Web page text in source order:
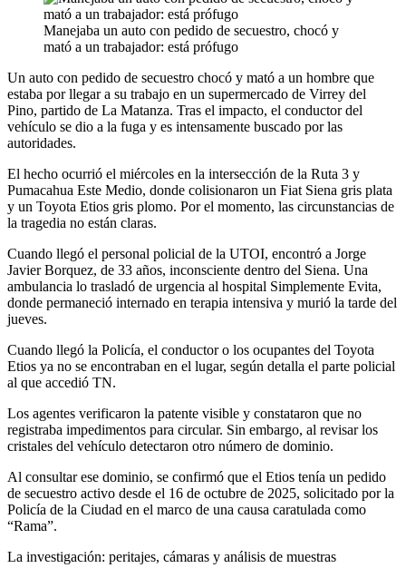
Manejaba un auto con pedido de secuestro, chocó y
mató a un trabajador: está prófugo
Un auto con pedido de secuestro chocó y mató a un hombre que
estaba por llegar a su trabajo en un supermercado de Virrey del
Pino, partido de La Matanza. Tras el impacto, el conductor del
vehículo se dio a la fuga y es intensamente buscado por las
autoridades.
El hecho ocurrió el miércoles en la intersección de la Ruta 3 y
Pumacahua Este Medio, donde colisionaron un Fiat Siena gris plata
y un Toyota Etios gris plomo. Por el momento, las circunstancias de
la tragedia no están claras.
Cuando llegó el personal policial de la UTOI, encontró a Jorge
Javier Borquez, de 33 años, inconsciente dentro del Siena. Una
ambulancia lo trasladó de urgencia al hospital Simplemente Evita,
donde permaneció internado en terapia intensiva y murió la tarde del
jueves.
Cuando llegó la Policía, el conductor o los ocupantes del Toyota
Etios ya no se encontraban en el lugar, según detalla el parte policial
al que accedió TN.
Los agentes verificaron la patente visible y constataron que no
registraba impedimentos para circular. Sin embargo, al revisar los
cristales del vehículo detectaron otro número de dominio.
Al consultar ese dominio, se confirmó que el Etios tenía un pedido
de secuestro activo desde el 16 de octubre de 2025, solicitado por la
Policía de la Ciudad en el marco de una causa caratulada como
“Rama”.
La investigación: peritajes, cámaras y análisis de muestras